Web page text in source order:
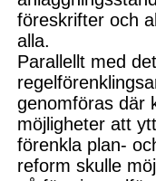
föreskrifter och
alla.
Parallellt med
regelförenklings
genomföras där
möjligheter att
förenkla plan-
reform skulle